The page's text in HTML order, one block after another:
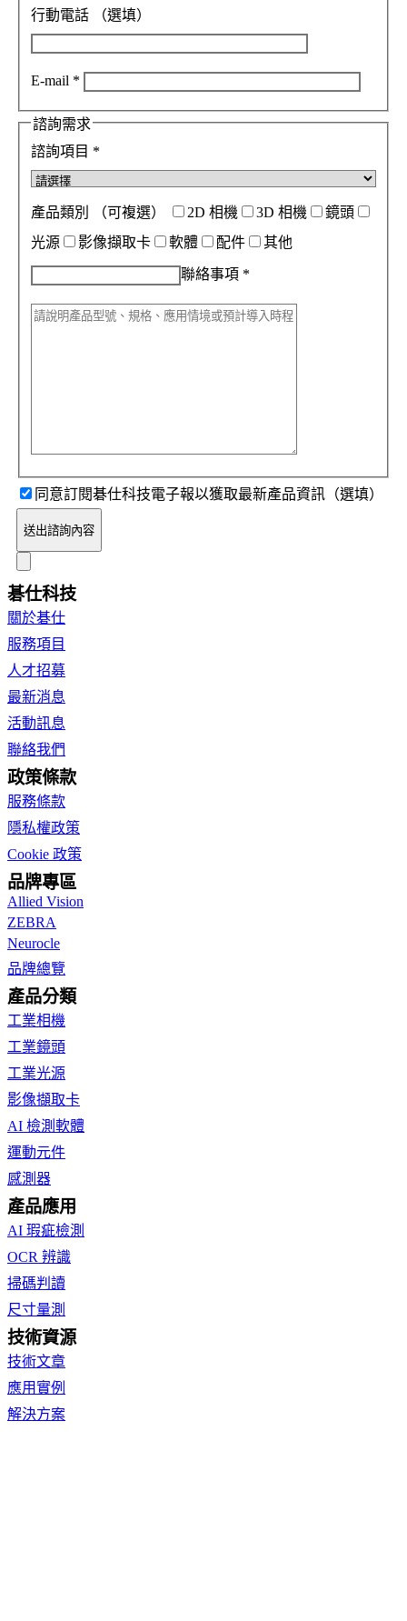
行動電話 （選填）
E-mail *
諮詢需求
諮詢項目 *
產品類別 （可複選） 2D 相機 3D 相機
鏡頭
光源
影像擷取卡 軟體 配件 其他
聯絡事項 *
同意訂閱碁仕科技電子報以獲取最新產品資訊（選填）
送出諮詢內容
碁仕科技
關於碁仕
服務項目
人才招募
最新消息
活動訊息
聯絡我們
政策條款
服務條款
隱私權政策
Cookie 政策
品牌專區
Allied Vision
ZEBRA
Neurocle
品牌總覽
產品分類
工業相機
工業鏡頭
工業光源
影像擷取卡
AI 檢測軟體
運動元件
感測器
產品應用
AI 瑕疵檢測
OCR 辨識
掃碼判讀
尺寸量測
技術資源
技術文章
應用實例
解決方案